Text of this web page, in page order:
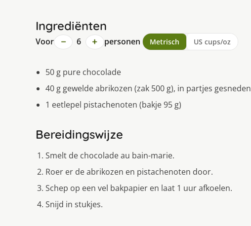
Ingrediënten
Voor − 6 + personen Metrisch US cups/oz
50 g pure chocolade
40 g gewelde abrikozen (zak 500 g), in partjes gesneden
1 eetlepel pistachenoten (bakje 95 g)
Bereidingswijze
Smelt de chocolade au bain-marie.
Roer er de abrikozen en pistachenoten door.
Schep op een vel bakpapier en laat 1 uur afkoelen.
Snijd in stukjes.